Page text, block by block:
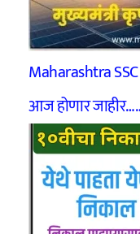
Maharashtra
आज होणार